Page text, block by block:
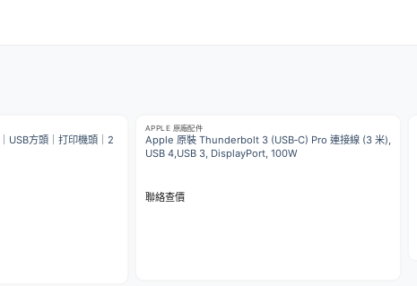
USB方頭｜打印機頭｜2
APPLE 原廠配件
Apple 原裝 Thunderbolt 3 (USB‑C) Pro 連接線 (3 米),
USB 4,USB 3, DisplayPort, 100W
聯絡查價